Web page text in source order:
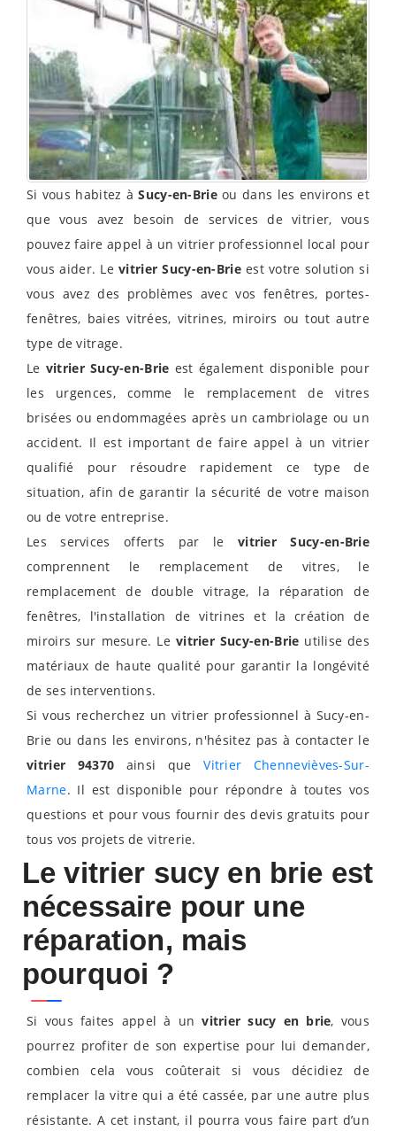
Si vous habitez àSucy-en-Brieou dans les environs et
que vous avez besoin de services de vitrier, vous
pouvez faire appel à un vitrier professionnel local pour
vous aider. Levitrier Sucy-en-Brieest votre solution si
vous avez des problèmes avec vos fenêtres, portes-
fenêtres, baies vitrées, vitrines, miroirs ou tout autre
type de vitrage.
Le vitrier Sucy-en-Brie est également disponible pour
les urgences, comme le remplacement de vitres
brisées ou endommagées après un cambriolage ou un
accident. Il est important de faire appel à un vitrier
qualifié pour résoudre rapidement ce type de
situation, afin de garantir la sécurité de votre maison
ou de votre entreprise.
Les services offerts par le vitrier Sucy-en-Brie
comprennent le remplacement de vitres, le
remplacement de double vitrage, la réparation de
fenêtres, l'installation de vitrines et la création de
miroirs sur mesure. Le vitrier Sucy-en-Brie utilise des
matériaux de haute qualité pour garantir la longévité
de ses interventions.
Si vous recherchez un vitrier professionnel à Sucy-en-
Brie ou dans les environs, n'hésitez pas à contacter le
vitrier 94370 ainsi queVitrier Chennevièves-Sur-
Marne. Il est disponible pour répondre à toutes vos
questions et pour vous fournir des devis gratuits pour
tous vos projets de vitrerie.
Le vitrier sucy en brie est
nécessaire pour une
réparation, mais
pourquoi ?
Si vous faites appel à unvitrier sucy en brie, vous
pourrez profiter de son expertise pour lui demander,
combien cela vous coûterait si vous décidiez de
remplacer la vitre qui a été cassée, par une autre plus
résistante. A cet instant, il pourra vous faire part d’un